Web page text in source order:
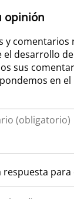
opinión
y comentarios
desarrollo
sus
en
respuesta para